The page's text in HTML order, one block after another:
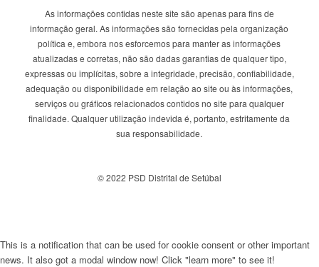
As informações contidas neste site são apenas para fins de
informação geral. As informações são fornecidas pela organização
política e, embora nos esforcemos para manter as informações
atualizadas e corretas, não são dadas garantias de qualquer tipo,
expressas ou implícitas, sobre a integridade, precisão, confiabilidade,
adequação ou disponibilidade em relação ao site ou às informações,
serviços ou gráficos relacionados contidos no site para qualquer
finalidade. Qualquer utilização indevida é, portanto, estritamente da
sua responsabilidade.
© 2022 PSD Distrital de Setúbal
This is a notification that can be used for cookie consent or other important
news. It also got a modal window now! Click "learn more" to see it!